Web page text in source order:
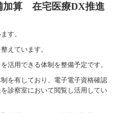
加算 在宅医療DX推進
す。
えています。
活用できる体制を整備予定です。
を有しており、電子電子資格確認
診察室において閲覧し活用してい